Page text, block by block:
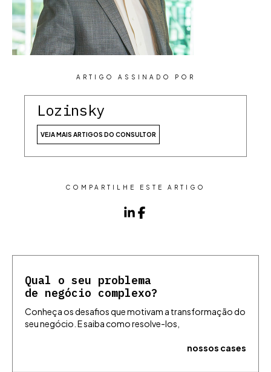
ARTIGO ASSINADO POR
Lozinsky
VEJA MAIS ARTIGOS DO CONSULTOR
COMPARTILHE ESTE ARTIGO
Qual o seu problema
de negócio complexo?
Conheça os desafios que motivam a transformação do
seu negócio. E saiba como resolve-los,
nossos cases